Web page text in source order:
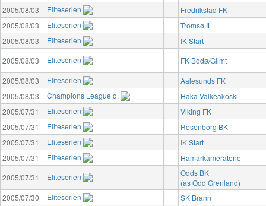
2005/08/03
Eliteserien
Fredrikstad FK
2005/08/03
Eliteserien
Tromsø IL
2005/08/03
Eliteserien
IK Start
2005/08/03
Eliteserien
FK Bodø/Glimt
2005/08/03
Eliteserien
Aalesunds FK
2005/08/03
Champions League q.
Haka Valkeakoski
2005/07/31
Eliteserien
Viking FK
2005/07/31
Eliteserien
Rosenborg BK
2005/07/31
Eliteserien
IK Start
2005/07/31
Eliteserien
Hamarkameratene
2005/07/31
Eliteserien
Odds BK
(as Odd Grenland)
2005/07/30
Eliteserien
SK Brann